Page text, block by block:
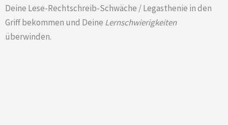
Deine Lese-Rechtschreib-Schwäche / Legasthenie in den
Griff bekommen und Deine Lernschwierigkeiten
überwinden.